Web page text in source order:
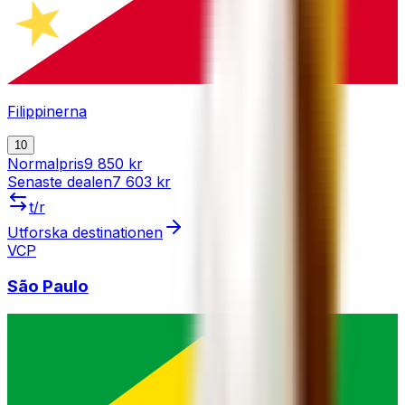
Filippinerna
10
Normalpris9 850 kr
Senaste dealen7 603 kr
t/r
Utforska destinationen
VCP
São Paulo